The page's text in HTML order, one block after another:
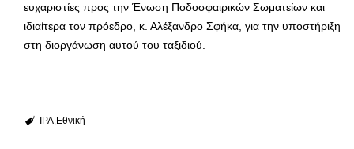
ευχαριστίες προς την Ένωση Ποδοσφαιρικών Σωματείων και
ιδιαίτερα τον πρόεδρο, κ. Αλέξανδρο Σφήκα, για την υποστήριξη
στη διοργάνωση αυτού του ταξιδιού.
IPA Εθνική